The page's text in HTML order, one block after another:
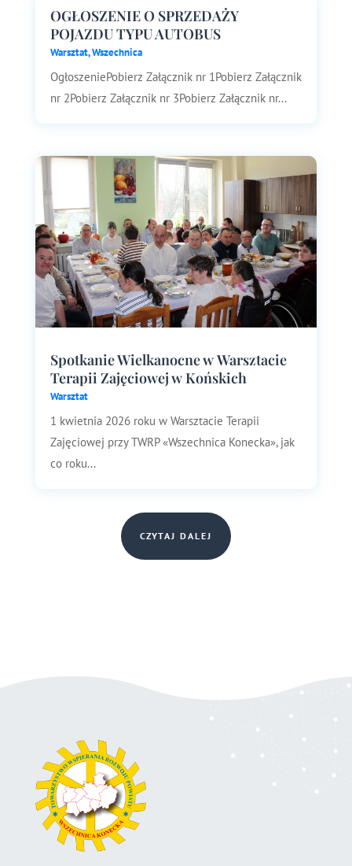
OGŁOSZENIE O SPRZEDAŻY
POJAZDU TYPU AUTOBUS
Warsztat,Wszechnica
OgłoszeniePobierz Załącznik nr 1Pobierz Załącznik
nr 2Pobierz Załącznik nr 3Pobierz Załącznik nr...
Spotkanie Wielkanocne w Warsztacie
Terapii Zajęciowej w Końskich
Warsztat
1 kwietnia 2026 roku w Warsztacie Terapii
Zajęciowej przy TWRP «Wszechnica Konecka», jak
co roku...
CZYTAJ DALEJ